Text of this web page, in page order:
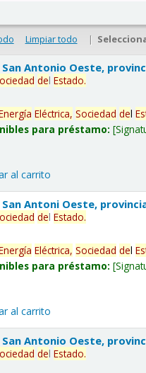
Limpiar todo |
Antonio Oeste,
delEstado.
Eléctrica, Sociedad del
para préstamo:
al carrito
Antoni Oeste,
delEstado.
Eléctrica, Sociedad del
para préstamo:
al carrito
Antonio Oeste,
delEstado.